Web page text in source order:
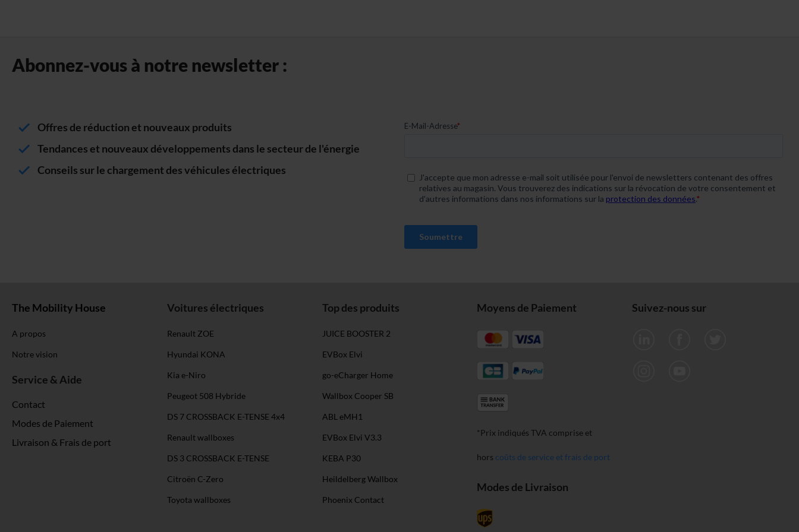
Abonnez-vous à notre newsletter :
Offres de réduction et nouveaux produits
Tendances et nouveaux développements dans le secteur de l'énergie
Conseils sur le chargement des véhicules électriques
The Mobility House
A propos
Notre vision
Service & Aide
Contact
Modes de Paiement
Livraison & Frais de port
Voitures électriques
Renault ZOE
Hyundai KONA
Kia e-Niro
Peugeot 508 Hybride
DS 7 CROSSBACK E-TENSE 4x4
Renault wallboxes
DS 3 CROSSBACK E-TENSE
Citroën C-Zero
Toyota wallboxes
Top des produits
JUICE BOOSTER 2
EVBox Elvi
go-eCharger Home
Wallbox Cooper SB
ABL eMH1
EVBox Elvi V3.3
KEBA P30
Heildelberg Wallbox
Phoenix Contact
Moyens de Paiement
*Prix indiqués TVA comprise et
hors coûts de service et frais de port
Modes de Livraison
Suivez-nous sur